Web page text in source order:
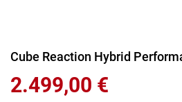
Zum
der
Bildgalerie
Cube Reaction Hybrid
2.499,00 €